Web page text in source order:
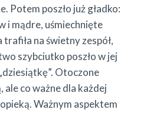
Potem poszło już gładko:
i mądre, uśmiechnięte
na świetny zespół,
szybciutko poszło w jej
Otoczone
ale co ważne dla każdej
Ważnym aspektem